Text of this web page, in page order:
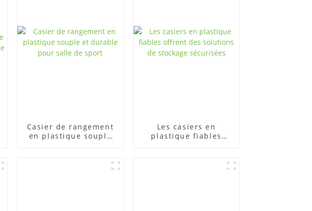
Casier de rangement
en plastique souple
Les casiers en
plastique fiables